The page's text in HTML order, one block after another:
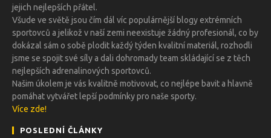
jejich nejlepších přátel.
Všude ve světě jsou čím dál víc populárnější blogy extrémních
sportovců a jelikož v naší zemi neexistuje žádný profesionál, co by
dokázal sám o sobě plodit každý týden kvalitní materiál, rozhodli
jsme se spojit své síly a dali dohromady team skládající se z těch
nejlepších adrenalinových sportovců.
Našim úkolem je vás kvalitně motivovat, co nejlépe bavit a hlavně
pomáhat vytvářet lepší podmínky pro naše sporty.
Více zde!
POSLEDNÍ ČLÁNKY